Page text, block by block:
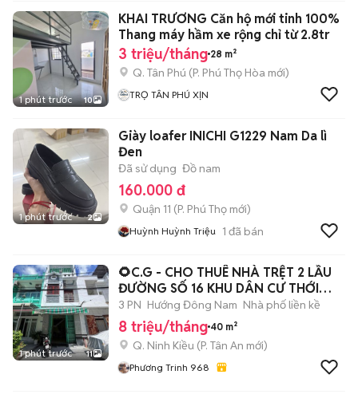
1 phút trước 10
KHAI TRƯƠNG Căn hộ mới tinh 100%
Thang máy hầm xe rộng chỉ từ 2.8tr
3 triệu/tháng 28 m²
Q. Tân Phú (P. Phú Thọ Hòa mới)
TRỌ TÂN PHÚ XỊN
1 phút trước 2
Giày loafer INICHI G1229 Nam Da lì
Đen
Đã sử dụng Đồ nam
160.000 đ
Quận 11 (P. Phú Thọ mới)
Huỳnh Huỳnh Triệu 1 đã bán
1 phút trước 11
🌻C.G - CHO THUÊ NHÀ TRỆT 2 LẦU
ĐƯỜNG SỐ 16 KHU DÂN CƯ THỚI
NHỰT
3 PN Hướng Đông Nam Nhà phố liền kề
8 triệu/tháng 40 m²
Q. Ninh Kiều (P. Tân An mới)
Phương Trinh 968